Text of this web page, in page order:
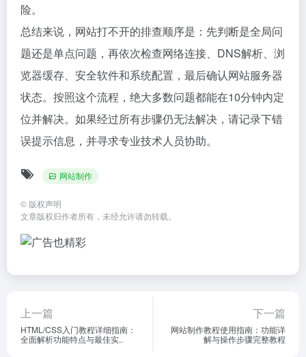
险。
总结来说，网站打不开的排查顺序是：先判断是全局问
题还是单点问题，再依次检查网络连接、DNS解析、浏
览器缓存、安全软件和系统配置，最后确认网站服务器
状态。按照这个流程，绝大多数问题都能在10分钟内定
位并解决。如果经过所有步骤仍无法解决，请记录下错
误提示信息，并寻求专业技术人员协助。
网站制作
© 版权声明
文章版权归作者所有，未经允许请勿转载。
上一篇
HTML/CSS入门教程详细指南：
全面解析功能特点与最佳实..
下一篇
网站制作教程使用指南：功能详
解与操作步骤完整教程